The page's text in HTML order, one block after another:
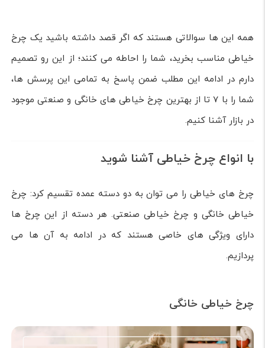
همه این ها سوالاتی هستند که اگر قصد داشته باشید یک چرخ
خیاطی مناسب بخرید، شما را احاطه می کنند؛ از این رو تصمیم
دارم در ادامه این مطلب ضمن پاسخ به تمامی این پرسش ها،
شما را با 7 تا از بهترین چرخ خیاطی های خانگی و صنعتی موجود
در بازار آشنا کنیم.
با انواع چرخ خیاطی آشنا شوید
چرخ های خیاطی را می توان به دو دسته عمده تقسیم کرد: چرخ
خیاطی خانگی و چرخ خیاطی صنعتی. هر دسته از این چرخ ها
دارای ویژگی های خاصی هستند که در ادامه به آن ها می
پردازیم.
چرخ خیاطی خانگی